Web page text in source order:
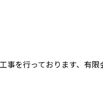
事を行っております、有限